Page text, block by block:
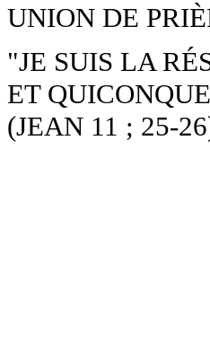
UNION DE
"JE SUIS LA
ET
(JEAN 11 ; 25-